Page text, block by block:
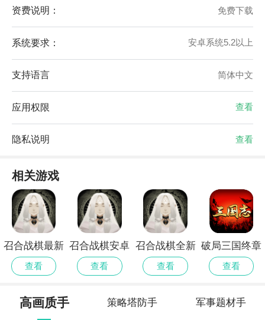
资费说明： 免费下载
系统要求： 安卓系统5.2以上
支持语言 简体中文
应用权限 查看
隐私说明 查看
相关游戏
召合战棋最新
官方
查看
召合战棋安卓
版
查看
召合战棋全新
版
查看
破局三国终章
官方安卓版
查看
高画质手 策略塔防手 军事题材手